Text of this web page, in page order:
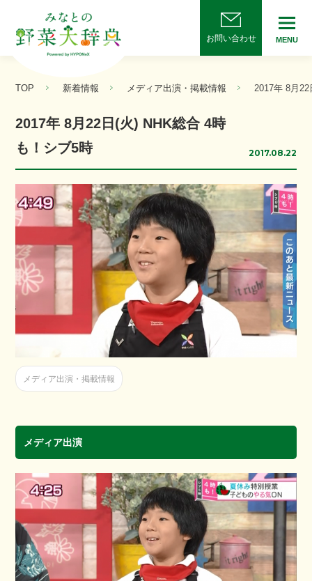
お問い合わせ MENU
TOP 新着情報 メディア出演・掲載情報 2017年 8月
2017年 8月22日(火) NHK総合 4時
も！シブ5時
2017.08.22
メディア出演・掲載情報
メディア出演